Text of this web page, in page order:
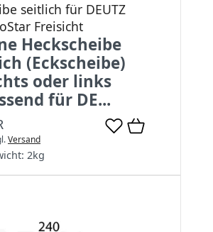
seitlich für DEUTZ
Freisicht
Heckscheibe
(Eckscheibe)
oder links
für DE...
Versand
2kg